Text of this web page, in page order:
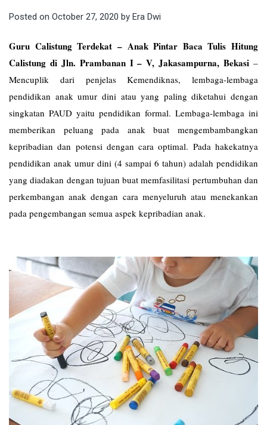
Posted on October 27, 2020 by Era Dwi
Guru Calistung Terdekat – Anak Pintar Baca Tulis Hitung
Calistung di Jln. Prambanan I – V, Jakasampurna, Bekasi –
Mencuplik dari penjelas Kemendiknas, lembaga-lembaga
pendidikan anak umur dini atau yang paling diketahui dengan
singkatan PAUD yaitu pendidikan formal. Lembaga-lembaga ini
memberikan peluang pada anak buat mengembambangkan
kepribadian dan potensi dengan cara optimal. Pada hakekatnya
pendidikan anak umur dini (4 sampai 6 tahun) adalah pendidikan
yang diadakan dengan tujuan buat memfasilitasi pertumbuhan dan
perkembangan anak dengan cara menyeluruh atau menekankan
pada pengembangan semua aspek kepribadian anak.